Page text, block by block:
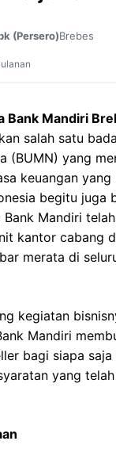
(Persero)Brebes
Bank Mandiri
salah satu
(BUMN) yang
keuangan
begitu juga
Bank Mandiri
kantor cabang
merata di
kegiatan
Mandiri
bagi siapa saja
yang